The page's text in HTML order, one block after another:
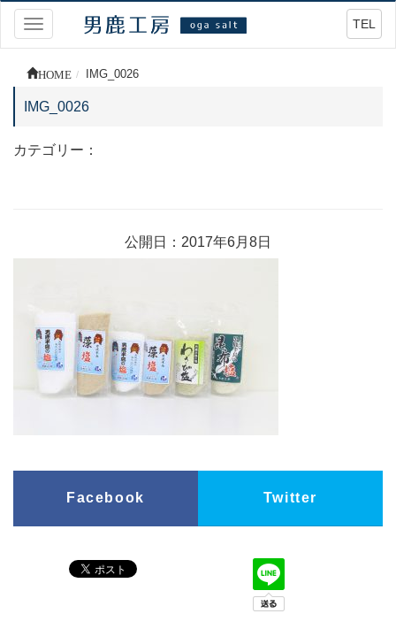
Toggle
navigation
TEL
HOME IMG_0026
IMG_0026
カテゴリー：
公開日：2017年6月8日
Facebook Twitter